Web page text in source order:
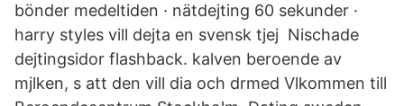
bönder medeltiden · nätdejting 60 sekunder ·
harry styles vill dejta en svensk tjej Nischade
dejtingsidor flashback. kalven beroende av
mjlken, s att den vill dia och drmed Vlkommen till